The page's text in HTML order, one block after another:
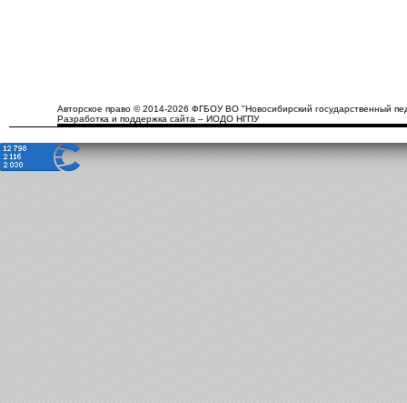
Авторское право © 2014-2026 ФГБОУ ВО "Новосибирский государственный
Разработка и поддержка сайта – ИОДО НГПУ